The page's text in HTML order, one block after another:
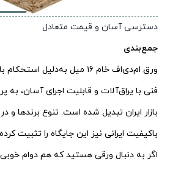
دسترسی آسان و قیمت متعادل
جمع‌بندی
ورق ام‌دی‌اف خام ۱۶ میل به‌دلیل
فنی با یراق‌آلات و قابلیت اجرای آسان،
بازار ایران تبدیل شده است. تنوع برندها
باکیفیت ایرانی نیز این جایگاه را تثبیت
اگر به دنبال ورقی هستید که هم دوام